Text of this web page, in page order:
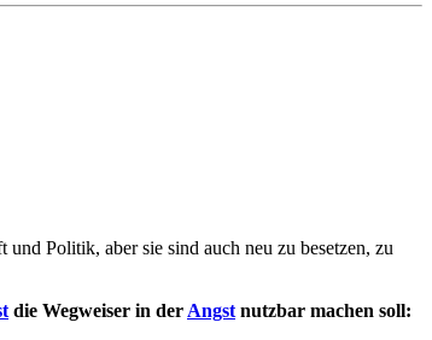
Politik, aber sie sind auch neu zu besetzen, zu
die Wegweiser in derAngstnutzbar machen soll: